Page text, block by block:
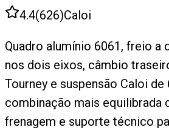
4.4(626)Caloi
Quadro alumínio 6061, freio a
nos dois eixos, câmbio
Tourney e suspensão Caloi de
combinação mais equilibrada
frenagem e suporte técnico